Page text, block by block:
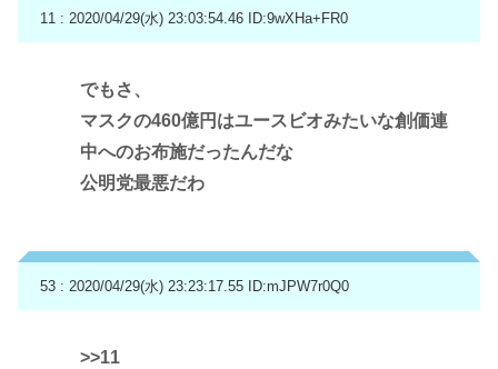
11 : 2020/04/29(水) 23:03:54.46 ID:9wXHa+FR0
でもさ、
マスクの460億円はユースビオみたいな創価連
中へのお布施だったんだな
公明党最悪だわ
53 : 2020/04/29(水) 23:23:17.55 ID:mJPW7r0Q0
>>11